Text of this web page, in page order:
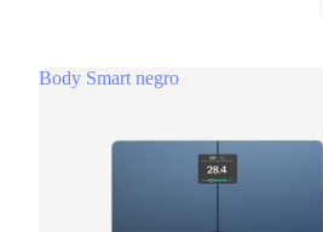
Body Smart negro